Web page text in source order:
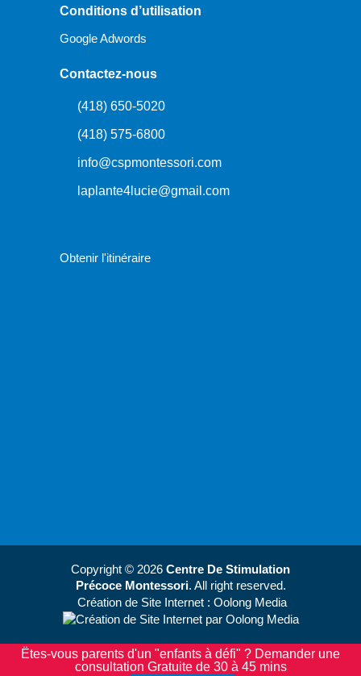
Conditions d’utilisation
Google Adwords
Contactez-nous
(418) 650-5020
(418) 575-6800
info@cspmontessori.com
laplante4lucie@gmail.com
Obtenir l'itinéraire
Copyright © 2026 Centre De Stimulation
Précoce Montessori. All right reserved.
Création de Site Internet : Oolong Media
Ëtes-vous parents d'un "enfants à défi" ? Demander une
consultation Gratuite de 30 à 45 mins